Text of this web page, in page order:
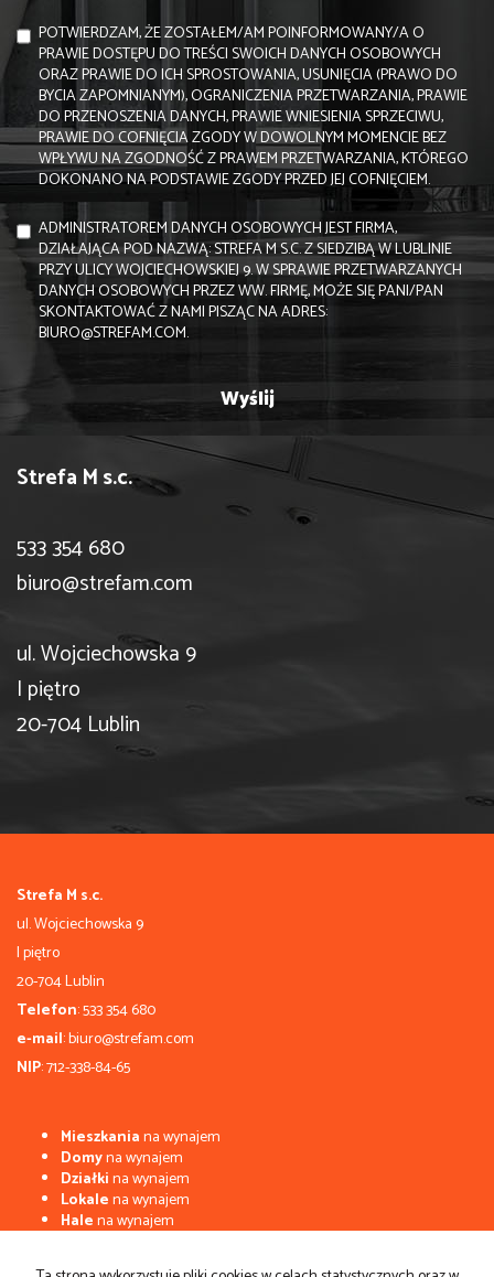
POTWIERDZAM, ŻE ZOSTAŁEM/AM POINFORMOWANY/A O
PRAWIE DOSTĘPU DO TREŚCI SWOICH DANYCH OSOBOWYCH
ORAZ PRAWIE DO ICH SPROSTOWANIA, USUNIĘCIA (PRAWO DO
BYCIA ZAPOMNIANYM), OGRANICZENIA PRZETWARZANIA, PRAWIE
DO PRZENOSZENIA DANYCH, PRAWIE WNIESIENIA SPRZECIWU,
PRAWIE DO COFNIĘCIA ZGODY W DOWOLNYM MOMENCIE BEZ
WPŁYWU NA ZGODNOŚĆ Z PRAWEM PRZETWARZANIA, KTÓREGO
DOKONANO NA PODSTAWIE ZGODY PRZED JEJ COFNIĘCIEM.
ADMINISTRATOREM DANYCH OSOBOWYCH JEST FIRMA,
DZIAŁAJĄCA POD NAZWĄ: STREFA M S.C. Z SIEDZIBĄ W LUBLINIE
PRZY ULICY WOJCIECHOWSKIEJ 9. W SPRAWIE PRZETWARZANYCH
DANYCH OSOBOWYCH PRZEZ WW. FIRMĘ, MOŻE SIĘ PANI/PAN
SKONTAKTOWAĆ Z NAMI PISZĄC NA ADRES:
BIURO@STREFAM.COM.
Strefa M s.c.
533 354 680
biuro@strefam.com
ul. Wojciechowska 9
I piętro
20-704 Lublin
Strefa M s.c.
ul. Wojciechowska 9
I piętro
20-704 Lublin
Telefon: 533 354 680
e-mail: biuro@strefam.com
NIP: 712-338-84-65
Mieszkaniana wynajem
Domyna wynajem
Działkina wynajem
Lokalena wynajem
Halena wynajem